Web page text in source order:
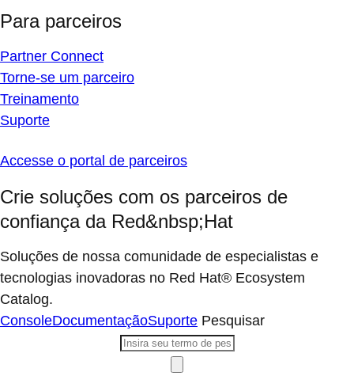
Para parceiros
Partner Connect
Torne-se um parceiro
Treinamento
Suporte
Accesse o portal de parceiros
Crie soluções com os parceiros de
confiança da Red&nbsp;Hat
Soluções de nossa comunidade de especialistas e
tecnologias inovadoras no Red Hat® Ecosystem
Catalog.
ConsoleDocumentaçãoSuporte Pesquisar